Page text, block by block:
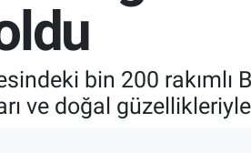
bin 200 rakımlı
ve doğal